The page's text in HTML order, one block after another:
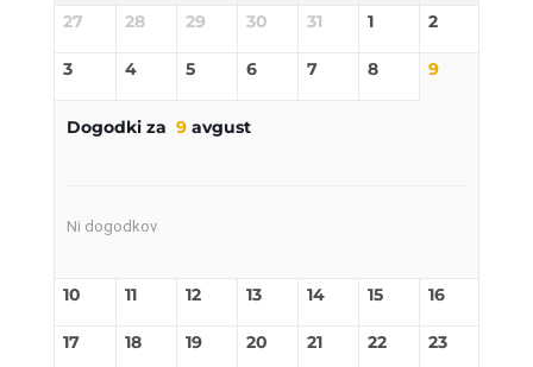
27 28 29 30 31 1 2
3 4 5 6 7 8 9
Dogodki za 9avgust
Ni dogodkov
10 11 12 13 14 15 16
17 18 19 20 21 22 23